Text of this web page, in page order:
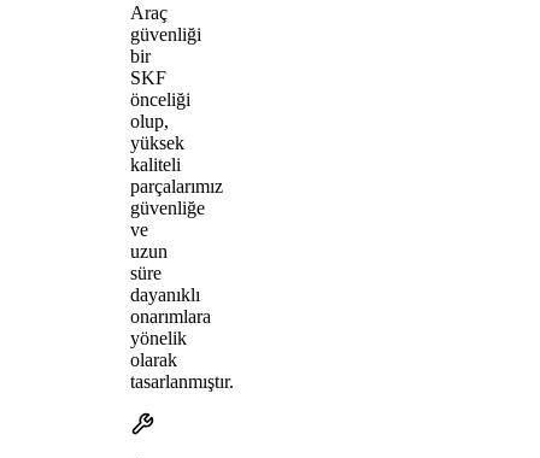
Araç
güvenliği
bir
SKF
önceliği
olup,
yüksek
kaliteli
parçalarımız
güvenliğe
ve
uzun
süre
dayanıklı
onarımlara
yönelik
olarak
tasarlanmıştır.